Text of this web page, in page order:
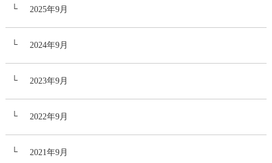
2025年9月
2024年9月
2023年9月
2022年9月
2021年9月